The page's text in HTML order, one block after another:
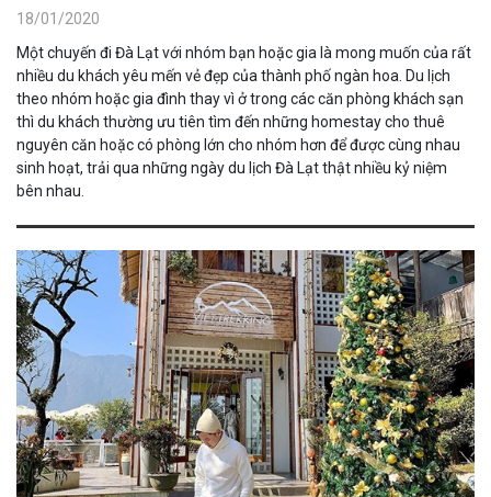
18/01/2020
Một chuyến đi Đà Lạt với nhóm bạn hoặc gia là mong muốn của rất
nhiều du khách yêu mến vẻ đẹp của thành phố ngàn hoa. Du lịch
theo nhóm hoặc gia đình thay vì ở trong các căn phòng khách sạn
thì du khách thường ưu tiên tìm đến những homestay cho thuê
nguyên căn hoặc có phòng lớn cho nhóm hơn để được cùng nhau
sinh hoạt, trải qua những ngày du lịch Đà Lạt thật nhiều kỷ niệm
bên nhau.